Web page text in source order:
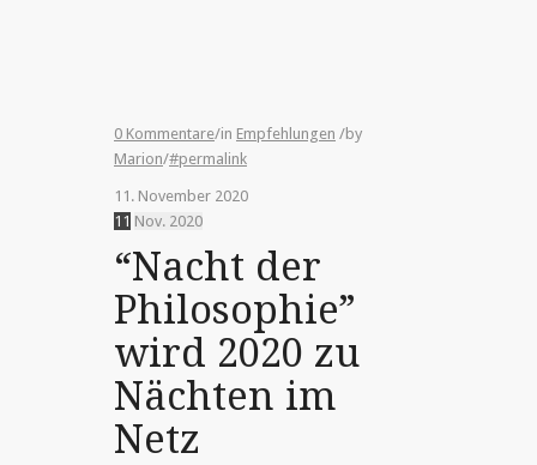
0 Kommentare/in Empfehlungen /by
Marion/#permalink
11. November 2020
11 Nov. 2020
“Nacht der
Philosophie”
wird 2020 zu
Nächten im
Netz